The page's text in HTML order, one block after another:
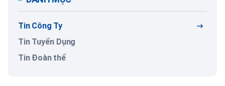
Tin Công Ty
Tin Tuyển Dụng
Tin Đoàn thể